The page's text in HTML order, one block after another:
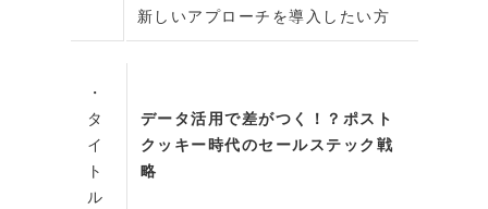
新しいアプローチを導入したい方
・
タ
イ
ト
ル
データ活用で差がつく！？ポスト
クッキー時代のセールステック戦
略